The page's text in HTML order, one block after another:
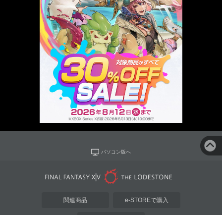
パソコン版へ
関連商品 e-STOREで購入